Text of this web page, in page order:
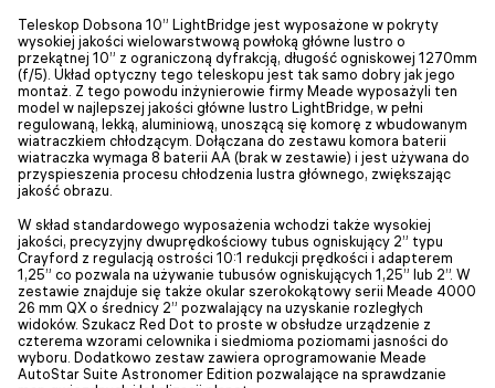
Teleskop Dobsona 10” LightBridge jest wyposażone w pokryty
wysokiej jakości wielowarstwową powłoką główne lustro o
przekątnej 10” z ograniczoną dyfrakcją, długość ogniskowej 1270mm
(f/5). Układ optyczny tego teleskopu jest tak samo dobry jak jego
montaż. Z tego powodu inżynierowie firmy Meade wyposażyli ten
model w najlepszej jakości główne lustro LightBridge, w pełni
regulowaną, lekką, aluminiową, unoszącą się komorę z wbudowanym
wiatraczkiem chłodzącym. Dołączana do zestawu komora baterii
wiatraczka wymaga 8 baterii AA (brak w zestawie) i jest używana do
przyspieszenia procesu chłodzenia lustra głównego, zwiększając
jakość obrazu.
W skład standardowego wyposażenia wchodzi także wysokiej
jakości, precyzyjny dwuprędkościowy tubus ogniskujący 2” typu
Crayford z regulacją ostrości 10:1 redukcji prędkości i adapterem
1,25” co pozwala na używanie tubusów ogniskujących 1,25” lub 2”. W
zestawie znajduje się także okular szerokokątowy serii Meade 4000
26 mm QX o średnicy 2” pozwalający na uzyskanie rozległych
widoków. Szukacz Red Dot to proste w obsłudze urządzenie z
czterema wzorami celownika i siedmioma poziomami jasności do
wyboru. Dodatkowo zestaw zawiera oprogramowanie Meade
AutoStar Suite Astronomer Edition pozwalające na sprawdzanie